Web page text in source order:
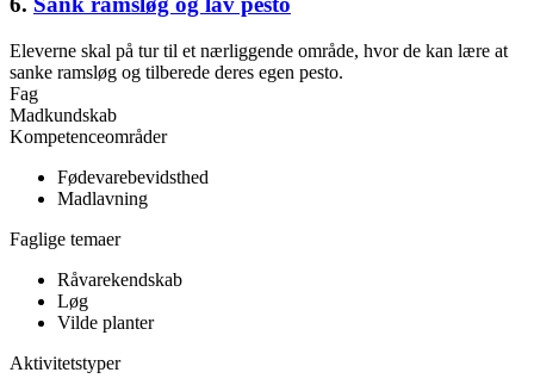
Eleverne skal på tur til et nærliggende område, hvor de kan lære at
sanke ramsløg og tilberede deres egen pesto.
Fag
Madkundskab
Kompetenceområder
Fødevarebevidsthed
Madlavning
Faglige temaer
Råvarekendskab
Løg
Vilde planter
Aktivitetstyper